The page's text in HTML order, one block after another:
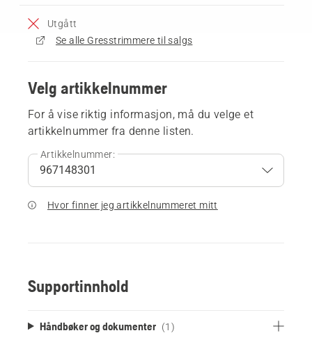
Utgått
Se alle Gresstrimmere til salgs
Velg artikkelnummer
For å vise riktig informasjon, må du velge et
artikkelnummer fra denne listen.
Artikkelnummer:
Hvor finner jeg artikkelnummeret mitt
Supportinnhold
Håndbøker og dokumenter (1)